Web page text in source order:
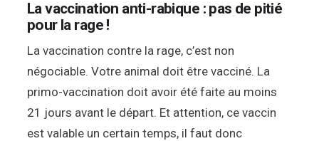
La vaccination anti-rabique : pas de pitié
pour la rage !
La vaccination contre la rage, c’est non
négociable. Votre animal doit être vacciné. La
primo-vaccination doit avoir été faite au moins
21 jours avant le départ. Et attention, ce vaccin
est valable un certain temps, il faut donc